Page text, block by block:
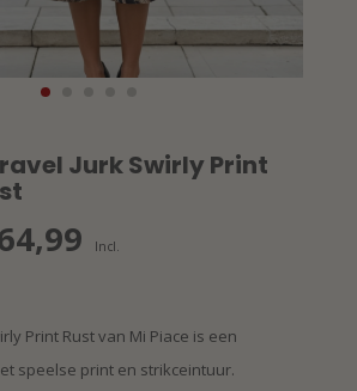
Jurk Swirly Print
Incl.
Print Rust van Mi Piace is een
speelse print en strikceintuur.